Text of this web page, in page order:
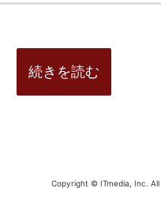
続きを読む
Copyright © ITmedia, Inc. All